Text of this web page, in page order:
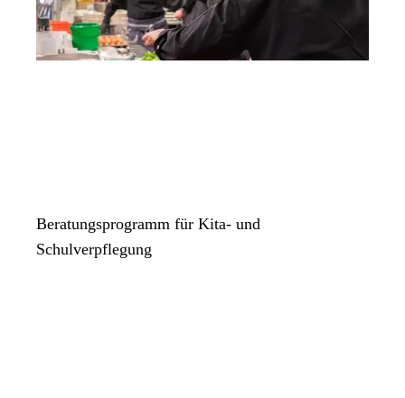
Beratungsprogramm für Kita- und
Schulverpflegung